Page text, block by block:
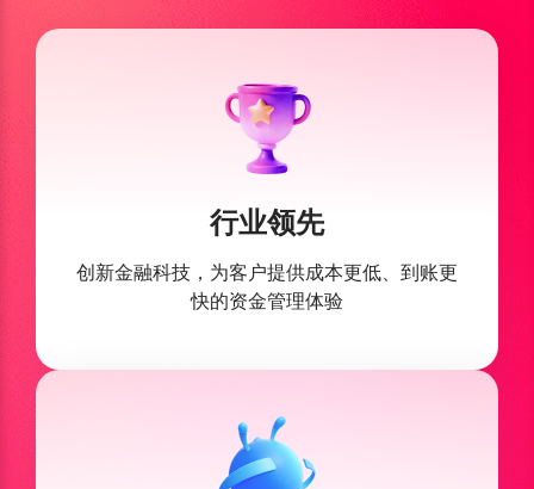
行业领先
创新金融科技，为客户提供成本更低、到账更
快的资金管理体验